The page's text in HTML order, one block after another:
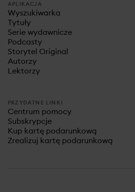
APLIKACJA
Wyszukiwarka
Tytuły
Serie wydawnicze
Podcasty
Storytel Original
Autorzy
Lektorzy
PRZYDATNE LINKI
Centrum pomocy
Subskrypcje
Kup kartę podarunkową
Zrealizuj kartę podarunkową